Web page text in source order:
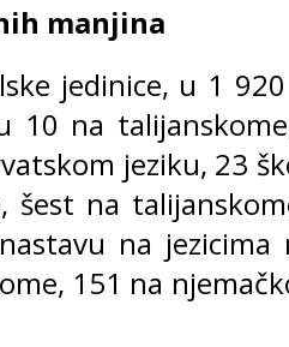
manjina
jedinice, u 1
10 na
jeziku, 23
na
na jezicima
151 na